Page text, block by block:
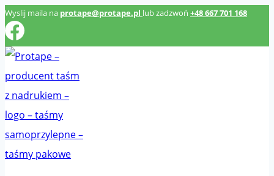
Przeskocz
do
treści
Wyslij maila na protape@protape.pl lub zadzwoń +48 667 701 168